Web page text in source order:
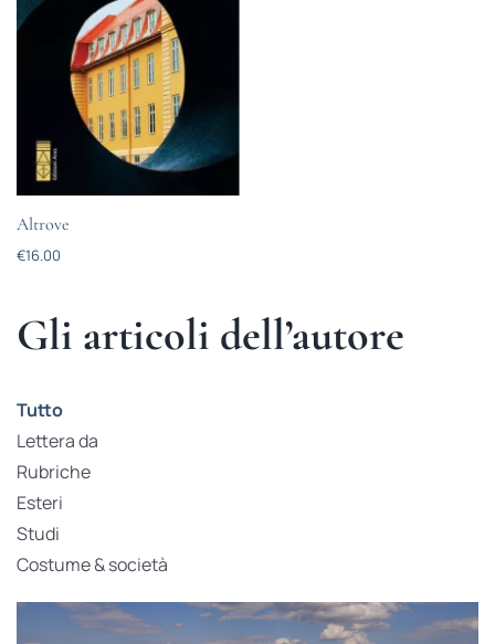
Altrove
€16.00
Gli articoli dell’autore
Tutto
Lettera da
Rubriche
Esteri
Studi
Costume & società